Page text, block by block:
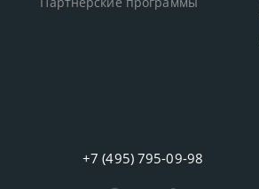
+7 (495) 795-09-98